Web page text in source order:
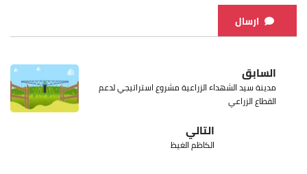
ارسال
السابق
مدينة سيد الشهداء الزراعية مشروع استراتيجي لدعم
القطاع الزراعي
التالي
الكاظم الغيظ